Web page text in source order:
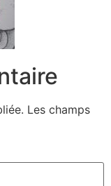
Les champs